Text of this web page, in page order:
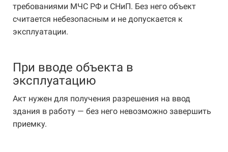
требованиями МЧС РФ и СНиП. Без него объект
считается небезопасным и не допускается к
эксплуатации.
При вводе объекта в
эксплуатацию
Акт нужен для получения разрешения на ввод
здания в работу — без него невозможно завершить
приемку.